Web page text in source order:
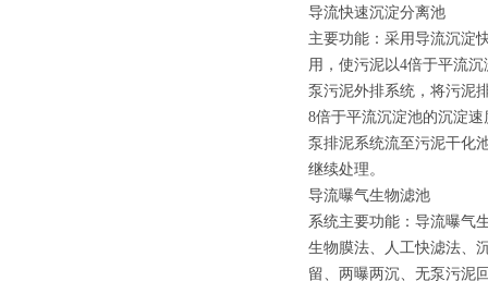
导流快速沉淀分离池
主要功能：采用导流沉淀
用，使污泥以4倍于平流
泵污泥外排系统，将污泥
8倍于平流沉淀池的沉淀
泵排泥系统流至污泥干化
继续处理。
导流曝气生物滤池
系统主要功能：导流曝气
生物膜法、人工快滤法、
留、两曝两沉、无泵污泥